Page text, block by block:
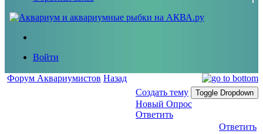
Войти
Форум Аквариумистов Назад
Создать тему
Toggle Dropdown
Новый Опрос
Ответить
Ответить